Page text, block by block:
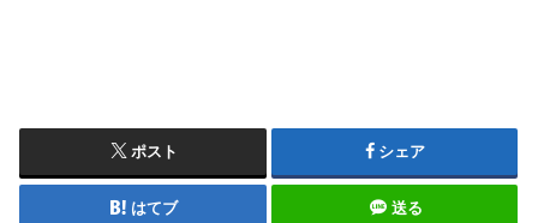
ポスト シェア
はてブ 送る